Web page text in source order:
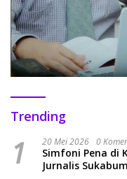
Trending
1 20 Mei 2026 0
Simfoni Pena di
Jurnalis